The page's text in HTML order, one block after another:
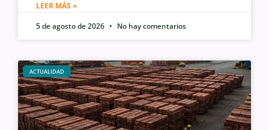
LEER MÁS »
5 de agosto de 2026
No hay comentarios
ACTUALIDAD